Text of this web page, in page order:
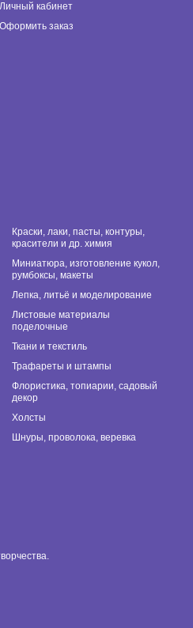
Личный кабинет
Оформить заказ
Краски, лаки, пасты, контуры,
красители и др. химия
Миниатюра, изготовление кукол,
румбоксы, макеты
Лепка, литьё и моделирование
Листовые материалы
поделочные
Ткани и текстиль
Трафареты и штампы
Флористика, топиарии, садовый
декор
Холсты
Шнуры, проволока, веревка